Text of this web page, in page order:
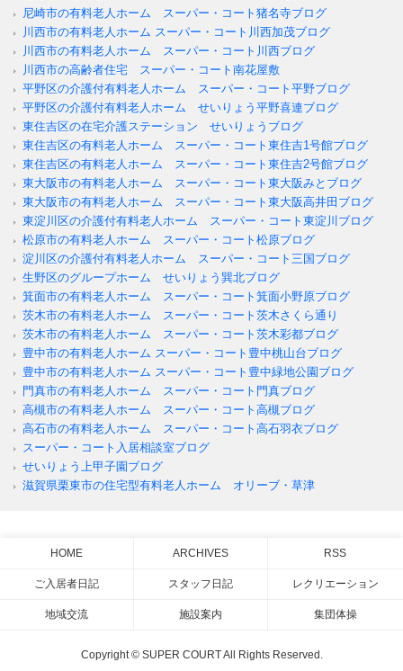
尼崎市の有料老人ホーム スーパー・コート猪名寺ブログ
川西市の有料老人ホーム スーパー・コート川西加茂ブログ
川西市の有料老人ホーム スーパー・コート川西ブログ
川西市の高齢者住宅 スーパー・コート南花屋敷
平野区の介護付有料老人ホーム スーパー・コート平野ブログ
平野区の介護付有料老人ホーム せいりょう平野喜連ブログ
東住吉区の在宅介護ステーション せいりょうブログ
東住吉区の有料老人ホーム スーパー・コート東住吉1号館ブログ
東住吉区の有料老人ホーム スーパー・コート東住吉2号館ブログ
東大阪市の有料老人ホーム スーパー・コート東大阪みとブログ
東大阪市の有料老人ホーム スーパー・コート東大阪高井田ブログ
東淀川区の介護付有料老人ホーム スーパー・コート東淀川ブログ
松原市の有料老人ホーム スーパー・コート松原ブログ
淀川区の介護付有料老人ホーム スーパー・コート三国ブログ
生野区のグループホーム せいりょう巽北ブログ
箕面市の有料老人ホーム スーパー・コート箕面小野原ブログ
茨木市の有料老人ホーム スーパー・コート茨木さくら通り
茨木市の有料老人ホーム スーパー・コート茨木彩都ブログ
豊中市の有料老人ホーム スーパー・コート豊中桃山台ブログ
豊中市の有料老人ホーム スーパー・コート豊中緑地公園ブログ
門真市の有料老人ホーム スーパー・コート門真ブログ
高槻市の有料老人ホーム スーパー・コート高槻ブログ
高石市の有料老人ホーム スーパー・コート高石羽衣ブログ
スーパー・コート入居相談室ブログ
せいりょう上甲子園ブログ
滋賀県栗東市の住宅型有料老人ホーム オリーブ・草津
HOME ARCHIVES RSS
ご入居者日記 スタッフ日記 レクリエーション
地域交流 施設案内 集団体操
Copyright © SUPER COURT All Rights Reserved.